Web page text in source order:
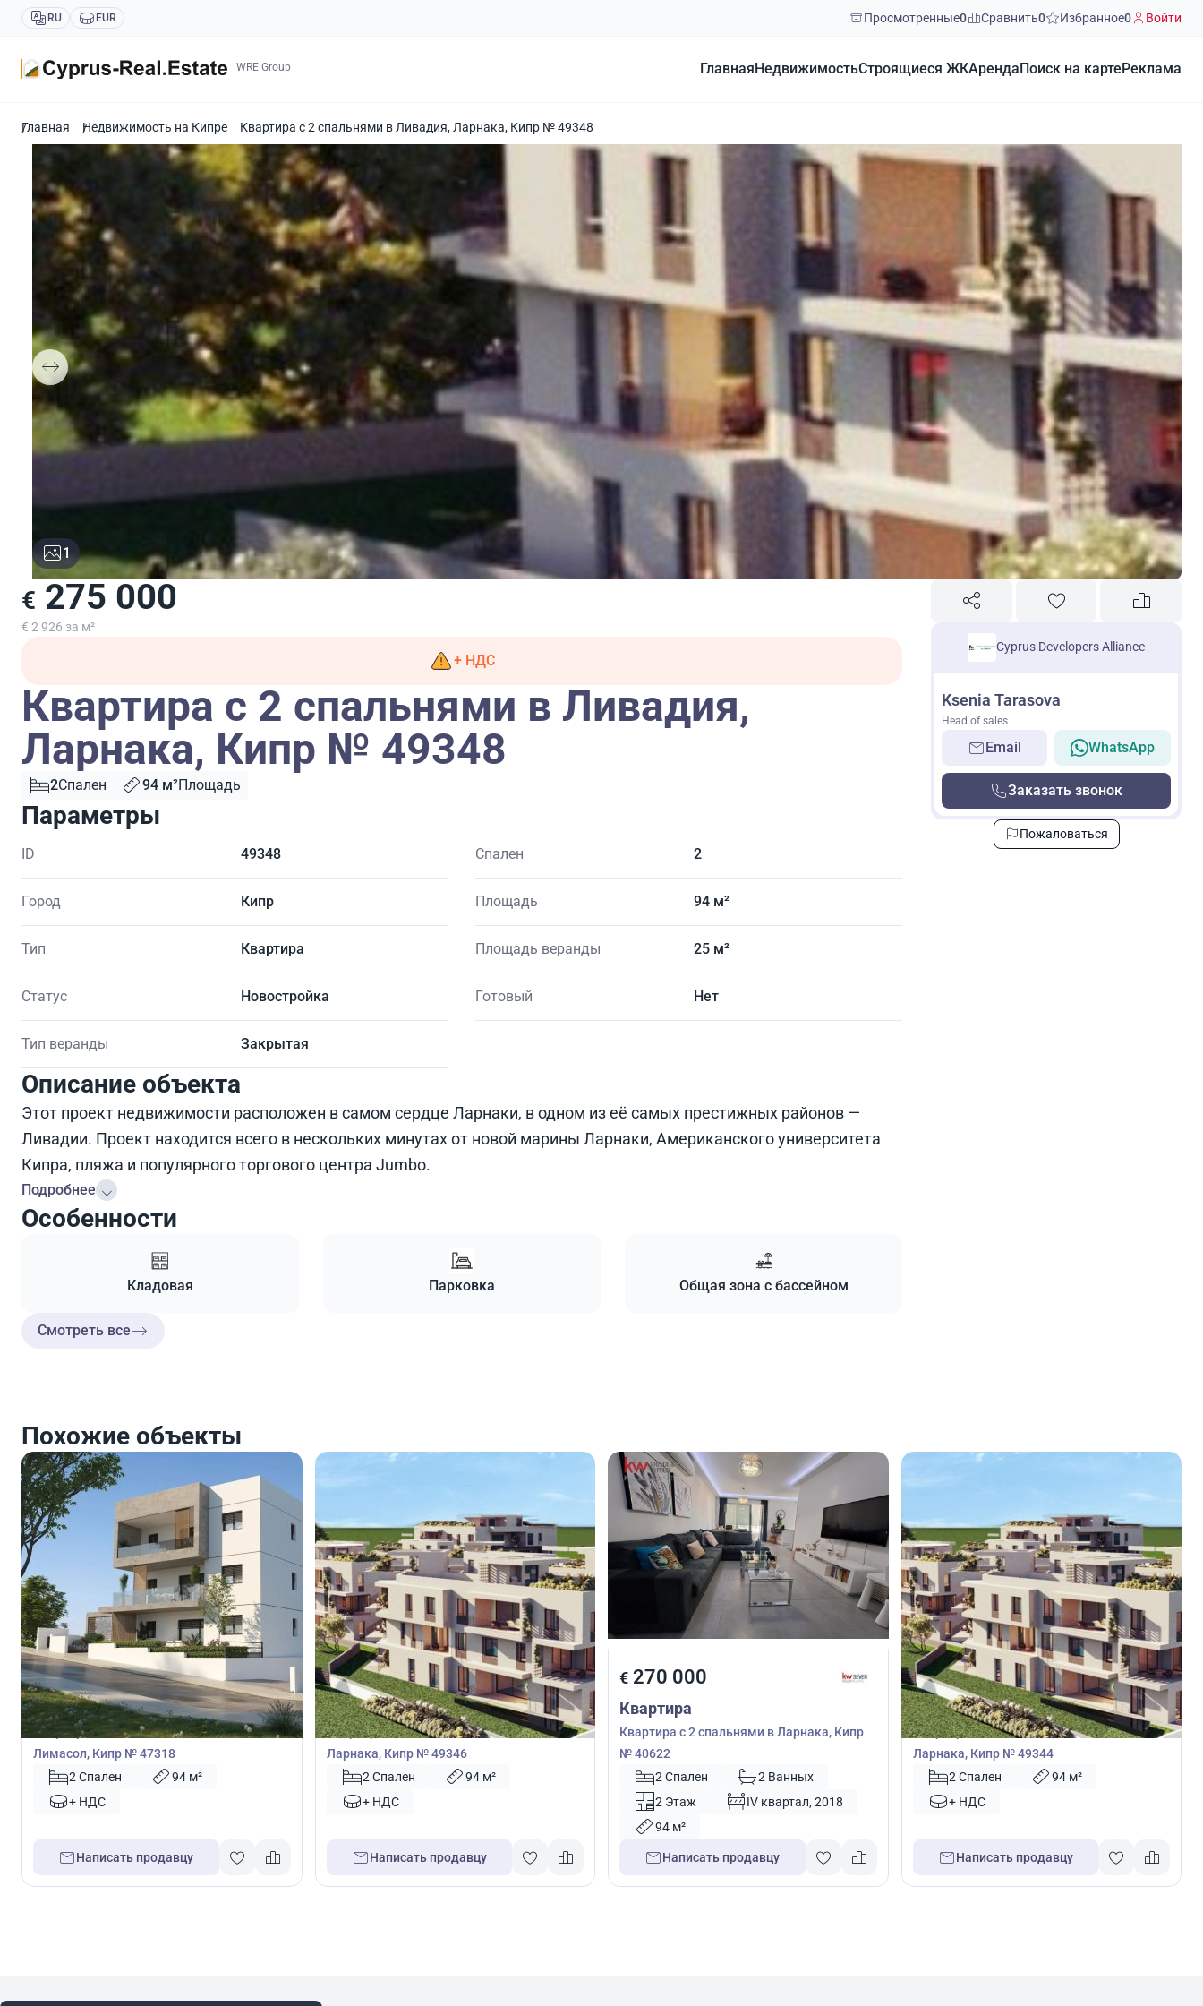
RU EUR Просмотренные0 Сравнить0 Избранное0 Войти
WRE Group Главная НедвижимостьСтроящиеся ЖКАренда Поиск на карте Реклама
Главная Недвижимость на Кипре Квартира с 2 спальнями в Ливадия, Ларнака, Кипр № 49348
1
€ 275 000
€ 2 926 за м²
+ НДС
Квартира с 2 спальнями в Ливадия,
Ларнака, Кипр № 49348
2Спален 94 м²Площадь
Параметры
ID 49348
Город Кипр
Тип Квартира
Статус Новостройка
Тип веранды Закрытая
Спален 2
Площадь 94 м²
Площадь веранды 25 м²
Готовый Нет
Описание объекта
Этот проект недвижимости расположен в самом сердце Ларнаки, в одном из её самых престижных районов —
Ливадии. Проект находится всего в нескольких минутах от новой марины Ларнаки, Американского университета
Кипра, пляжа и популярного торгового центра Jumbo.
Подробнее
Особенности
Кладовая Парковка Общая зона с бассейном
Смотреть все
Cyprus Developers Alliance
Ksenia Tarasova
Head of sales
Email WhatsApp
Заказать звонок
Пожаловаться
Похожие объекты
€275 000
Квартира
Квартира с 2 спальнями в Лимассол,
Лимасол, Кипр № 47318
2 Спален
94 м²
+ НДС
Написать продавцу
€275 000
Квартира
Квартира с 2 спальнями в Ливадия,
Ларнака, Кипр № 49346
2 Спален
94 м²
+ НДС
Написать продавцу
€ 270 000
Квартира
Квартира с 2 спальнями в Ларнака, Кипр
№ 40622
2 Спален
2 Ванных
2 Этаж
IV квартал, 2018
94 м²
Написать продавцу
€270 000
Квартира
Квартира с 2 спальнями в Ливадия,
Ларнака, Кипр № 49344
2 Спален
94 м²
+ НДС
Написать продавцу